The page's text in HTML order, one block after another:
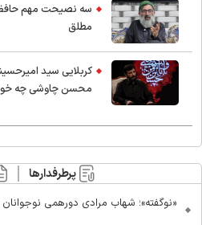
سه نصیحت مهم حافظ
مطلق
کربلایی سید
محسن چاوشی چه خوب
پرطرفدارها
«نوگفته»؛ شهاب مرادی دورهمی نوجوانان را